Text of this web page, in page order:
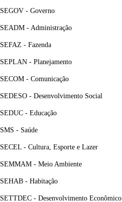
SEGOV - Governo
SEADM - Administração
SEFAZ - Fazenda
SEPLAN - Planejamento
SECOM - Comunicação
SEDESO - Desenvolvimento Social
SEDUC - Educação
SMS - Saúde
SECEL - Cultura, Esporte e Lazer
SEMMAM - Meio Ambiente
SEHAB - Habitação
SETTDEC - Desenvolvimento Econômico